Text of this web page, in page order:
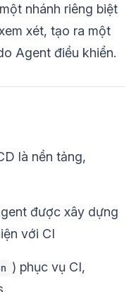
nhánh riêng biệt
xét, tạo ra một
Agent điều khiển.
là nền tảng,
được xây dựng
với CI
) phục vụ CI,